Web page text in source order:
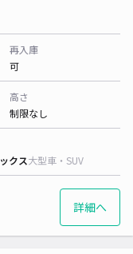
再入庫
可
高さ
制限なし
クス大型車・SUV
詳細へ